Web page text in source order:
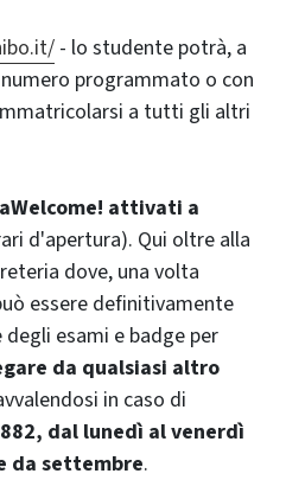
- lo studente potrà, a
programmato o con
a tutti gli altri
attivati a
d'apertura). Qui oltre alla
dove, una volta
essere definitivamente
esami e badge per
da qualsiasi altro
in caso di
dal lunedì al venerdì
da settembre.